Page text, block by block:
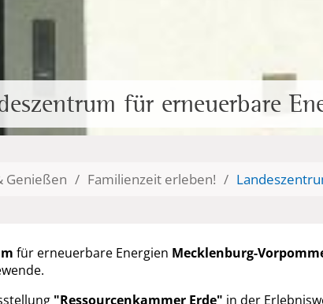
für erneuerbare
Genießen / Familienzeit erleben! /
für erneuerbare Energien Mecklenburg-
"Ressourcenkammer Erde" in der